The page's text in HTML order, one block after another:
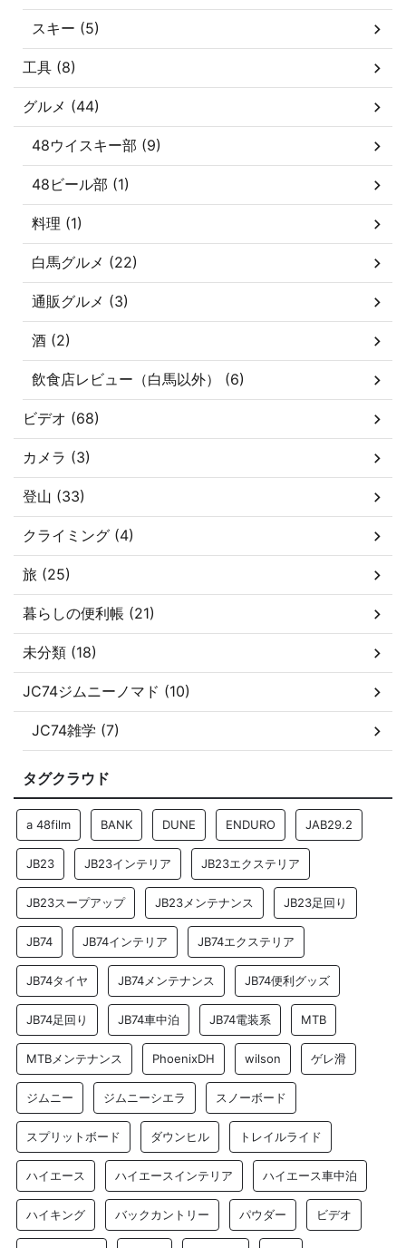
スキー (5)
工具 (8)
グルメ (44)
48ウイスキー部 (9)
48ビール部 (1)
料理 (1)
白馬グルメ (22)
通販グルメ (3)
酒 (2)
飲食店レビュー（白馬以外） (6)
ビデオ (68)
カメラ (3)
登山 (33)
クライミング (4)
旅 (25)
暮らしの便利帳 (21)
未分類 (18)
JC74ジムニーノマド (10)
JC74雑学 (7)
タグクラウド
a 48film BANK DUNE ENDURO JAB29.2
JB23 JB23インテリア JB23エクステリア
JB23スープアップ JB23メンテナンス JB23足回り
JB74 JB74インテリア JB74エクステリア
JB74タイヤ JB74メンテナンス JB74便利グッズ
JB74足回り JB74車中泊 JB74電装系 MTB
MTBメンテナンス PhoenixDH wilson ゲレ滑
ジムニー ジムニーシエラ スノーボード
スプリットボード ダウンヒル トレイルライド
ハイエース ハイエースインテリア ハイエース車中泊
ハイキング バックカントリー パウダー ビデオ